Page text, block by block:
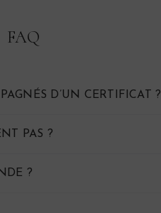
FAQ
D’UN CERTIFICAT ?
PAS ?
?